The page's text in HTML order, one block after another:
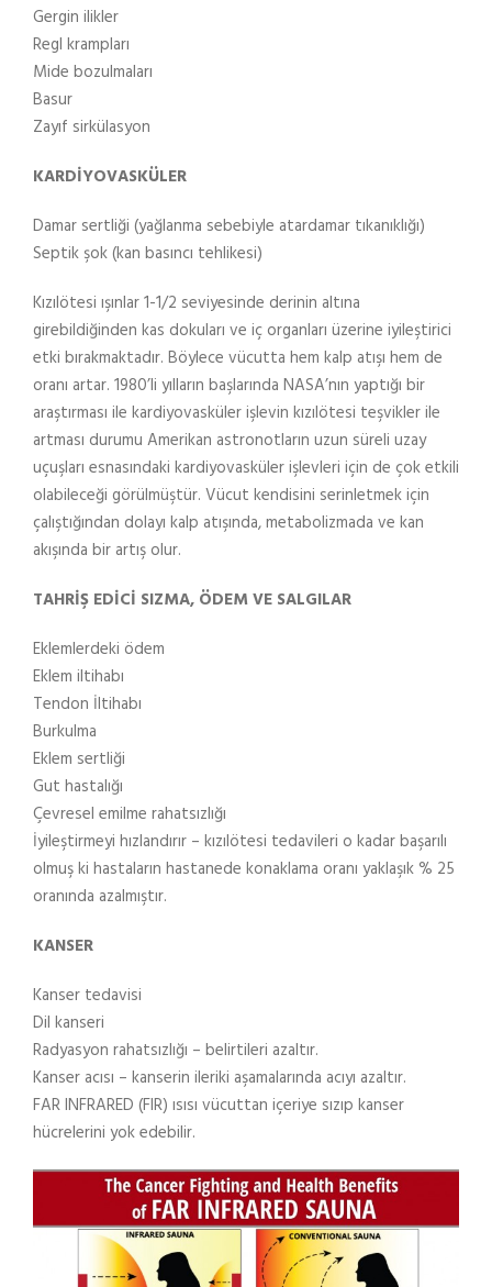
Gergin ilikler
Regl krampları
Mide bozulmaları
Basur
Zayıf sirkülasyon
KARDİYOVASKÜLER
Damar sertliği (yağlanma sebebiyle atardamar tıkanıklığı)
Septik şok (kan basıncı tehlikesi)
Kızılötesi ışınlar 1-1/2 seviyesinde derinin altına
girebildiğinden kas dokuları ve iç organları üzerine iyileştirici
etki bırakmaktadır. Böylece vücutta hem kalp atışı hem de
oranı artar. 1980’li yılların başlarında NASA’nın yaptığı bir
araştırması ile kardiyovasküler işlevin kızılötesi teşvikler ile
artması durumu Amerikan astronotların uzun süreli uzay
uçuşları esnasındaki kardiyovasküler işlevleri için de çok etkili
olabileceği görülmüştür. Vücut kendisini serinletmek için
çalıştığından dolayı kalp atışında, metabolizmada ve kan
akışında bir artış olur.
TAHRİŞ EDİCİ SIZMA, ÖDEM VE SALGILAR
Eklemlerdeki ödem
Eklem iltihabı
Tendon İltihabı
Burkulma
Eklem sertliği
Gut hastalığı
Çevresel emilme rahatsızlığı
İyileştirmeyi hızlandırır – kızılötesi tedavileri o kadar başarılı
olmuş ki hastaların hastanede konaklama oranı yaklaşık % 25
oranında azalmıştır.
KANSER
Kanser tedavisi
Dil kanseri
Radyasyon rahatsızlığı – belirtileri azaltır.
Kanser acısı – kanserin ileriki aşamalarında acıyı azaltır.
FAR INFRARED (FIR) ısısı vücuttan içeriye sızıp kanser
hücrelerini yok edebilir.